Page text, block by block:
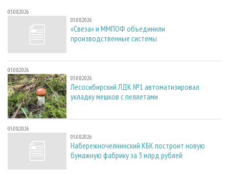
05.08.2026
05.08.2026
«Свеза» и ММПОФ объединили
производственные системы
05.08.2026
05.08.2026
Лесосибирский ЛДК №1 автоматизировал
укладку мешков с пеллетами
05.08.2026
05.08.2026
Набережночелнинский КБК построит новую
бумажную фабрику за 3 млрд рублей